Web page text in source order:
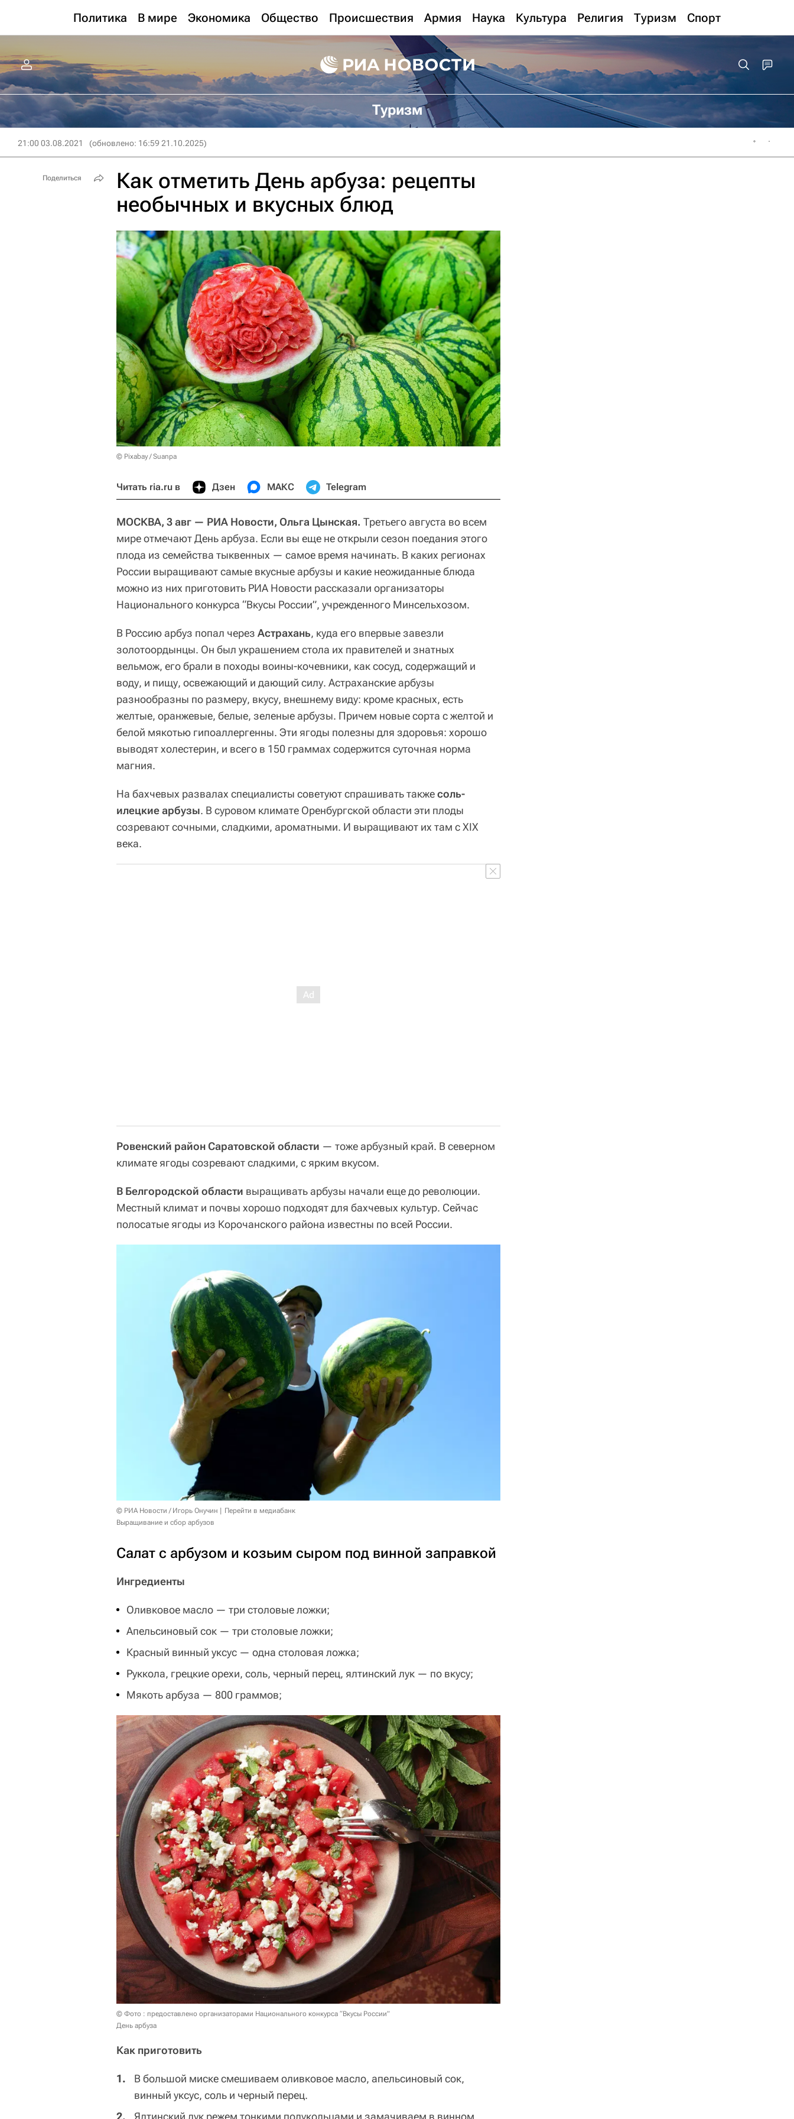
Политика В мире Экономика Общество Происшествия Армия Наука Культура Религия Туризм Спорт
Туризм
21:00 03.08.2021 (обновлено: 16:59 21.10.2025)
Как отметить День арбуза: рецепты
необычных и вкусных блюд
© Pixabay / Suanpa
Читать ria.ru в Дзен МАКС Telegram
МОСКВА, 3 авг — РИА Новости, Ольга Цынская. Третьего августа во всем
мире отмечают День арбуза. Если вы еще не открыли сезон поедания этого
плода из семейства тыквенных — самое время начинать. В каких регионах
России выращивают самые вкусные арбузы и какие неожиданные блюда
можно из них приготовить РИА Новости рассказали организаторы
Национального конкурса “Вкусы России”, учрежденного Минсельхозом.
В Россию арбуз попал через Астрахань, куда его впервые завезли
золотоордынцы. Он был украшением стола их правителей и знатных
вельмож, его брали в походы воины-кочевники, как сосуд, содержащий и
воду, и пищу, освежающий и дающий силу. Астраханские арбузы
разнообразны по размеру, вкусу, внешнему виду: кроме красных, есть
желтые, оранжевые, белые, зеленые арбузы. Причем новые сорта с желтой и
белой мякотью гипоаллергенны. Эти ягоды полезны для здоровья: хорошо
выводят холестерин, и всего в 150 граммах содержится суточная норма
магния.
На бахчевых развалах специалисты советуют спрашивать такжесоль-
илецкие арбузы. В суровом климате Оренбургской области эти плоды
созревают сочными, сладкими, ароматными. И выращивают их там с XIX
века.
Ровенский район Саратовской области — тоже арбузный край. В северном
климате ягоды созревают сладкими, с ярким вкусом.
В Белгородской области выращивать арбузы начали еще до революции.
Местный климат и почвы хорошо подходят для бахчевых культур. Сейчас
полосатые ягоды из Корочанского района известны по всей России.
© РИА Новости / Игорь Онучин
Перейти в медиабанк
Выращивание и сбор арбузов
Салат с арбузом и козьим сыром под винной заправкой
Ингредиенты
Оливковое масло — три столовые ложки;
Апельсиновый сок — три столовые ложки;
Красный винный уксус — одна столовая ложка;
Руккола, грецкие орехи, соль, черный перец, ялтинский лук — по вкусу;
Мякоть арбуза — 800 граммов;
© Фото : предоставлено организаторами Национального конкурса “Вкусы России”
День арбуза
Как приготовить
В большой миске смешиваем оливковое масло, апельсиновый сок,
винный уксус, соль и черный перец.
Ялтинский лук режем тонкими полукольцами и замачиваем в винном
Поделиться